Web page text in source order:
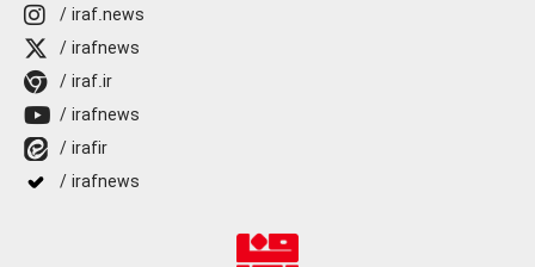
/ iraf.news
/ irafnews
/ iraf.ir
/ irafnews
/ irafir
/ irafnews